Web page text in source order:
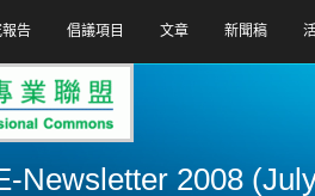
告 倡議項目 文章 新聞稿
Newsletter 2008